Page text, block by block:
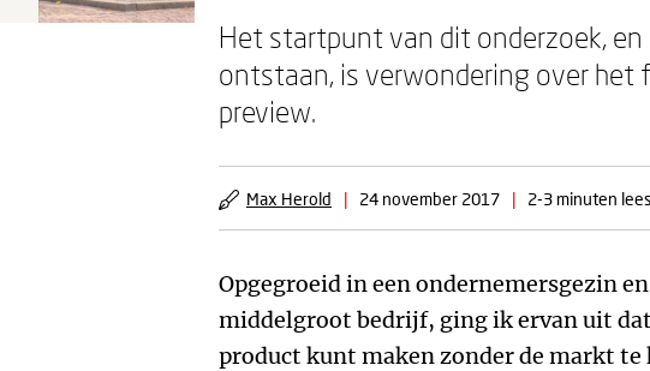
Het startpunt van dit onderzoek, en
ontstaan, is verwondering over het
preview.
Max Herold | 24 november 2017 | 2-3 minuten
Opgegroeid in een ondernemersgezin
middelgroot bedrijf, ging ik ervan uit
product kunt maken zonder de markt te